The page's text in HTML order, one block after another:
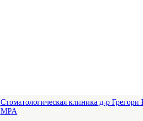
Cтоматологическая клиника д-р
MPA